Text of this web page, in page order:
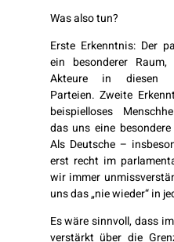
Was also tun?
Erste Erkenntnis: Der
ein besonderer
Akteure in diesen
Parteien.Zweite
beispielloses
das uns eine
Als Deutsche –
erst recht im
wir immer
uns das „nie wieder“ in
Es wäre sinnvoll, dass
verstärkt über die